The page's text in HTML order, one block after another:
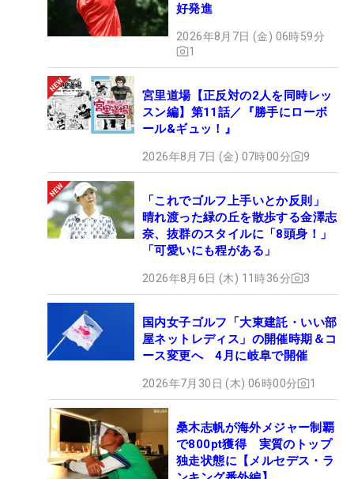
好発進
2026年8月7日 (金) 06時59分
1
宮里道場【正反対の2人を同時レッ
スン編】第11話／『勝手にローボ
ール&ギュッ！』
2026年8月7日 (金) 07時00分 9
「これでゴルフ上手いとか反則」
晴れ渡った緑の丘を散歩する金澤志
奈、抜群のスタイルに「8頭身！」
「可愛いにも程がある」
2026年8月6日 (木) 11時36分 3
国内女子ゴルフ「大東建託・いい部
屋ネットレディス」の開催時期＆コ
ース変更へ 4月に岐阜で開催
2026年7月30日 (木) 06時00分 1
桑木志帆が海外メジャー制覇
で800pt獲得 実質のトップ
独走状態に【メルセデス・ラ